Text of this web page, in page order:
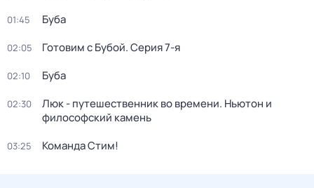
01:45 Буба
02:05 Готовим с Бубой. Серия 7-я
02:10 Буба
02:30
Люк - путешественник во времени. Ньютон и
философский камень
03:25 Команда Стим!